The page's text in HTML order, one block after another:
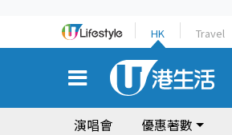
HK Travel
演唱會 優惠著數